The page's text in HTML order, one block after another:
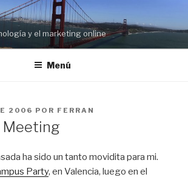
y el marketing online
Menú
2006 POR FERRAN
Meeting
ha sido un tanto movidita para mi.
Party, en Valencia, luego en el